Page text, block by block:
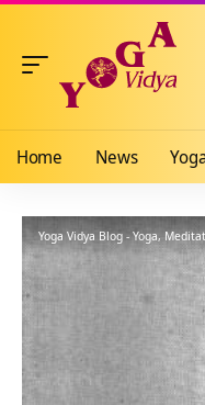
Home News
Yoga Vidya Blog - Yoga,